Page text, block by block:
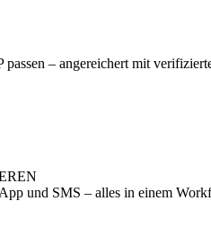
– angereichert mit
und SMS – alles in einem